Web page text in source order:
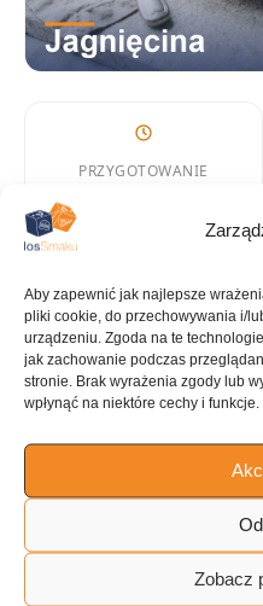
Aby zapewnić jak najlepsze
pliki cookie, do przechowywania i/
urządzeniu. Zgoda na te
jak zachowanie podczas
stronie. Brak wyrażenia zgody lub
wpłynąć na niektóre cechy i funkcje.
Zobacz
PRZYGOTOWANIE
KALORIE
765 kcal